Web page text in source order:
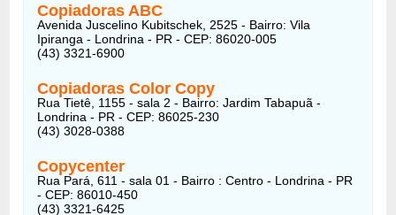
Copiadoras ABC
Avenida Juscelino Kubitschek, 2525 - Bairro: Vila
Ipiranga - Londrina - PR - CEP: 86020-005
(43) 3321-6900
Copiadoras Color Copy
Rua Tietê, 1155 - sala 2 - Bairro: Jardim Tabapuã -
Londrina - PR - CEP: 86025-230
(43) 3028-0388
Copycenter
Rua Pará, 611 - sala 01 - Bairro : Centro - Londrina - PR
- CEP: 86010-450
(43) 3321-6425